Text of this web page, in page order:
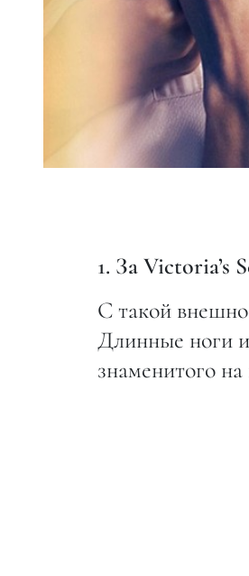
1. За Victoria’s
С такой
Длинные ноги
знаменитого